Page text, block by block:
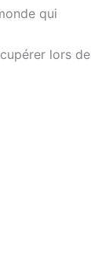
qui
lors de